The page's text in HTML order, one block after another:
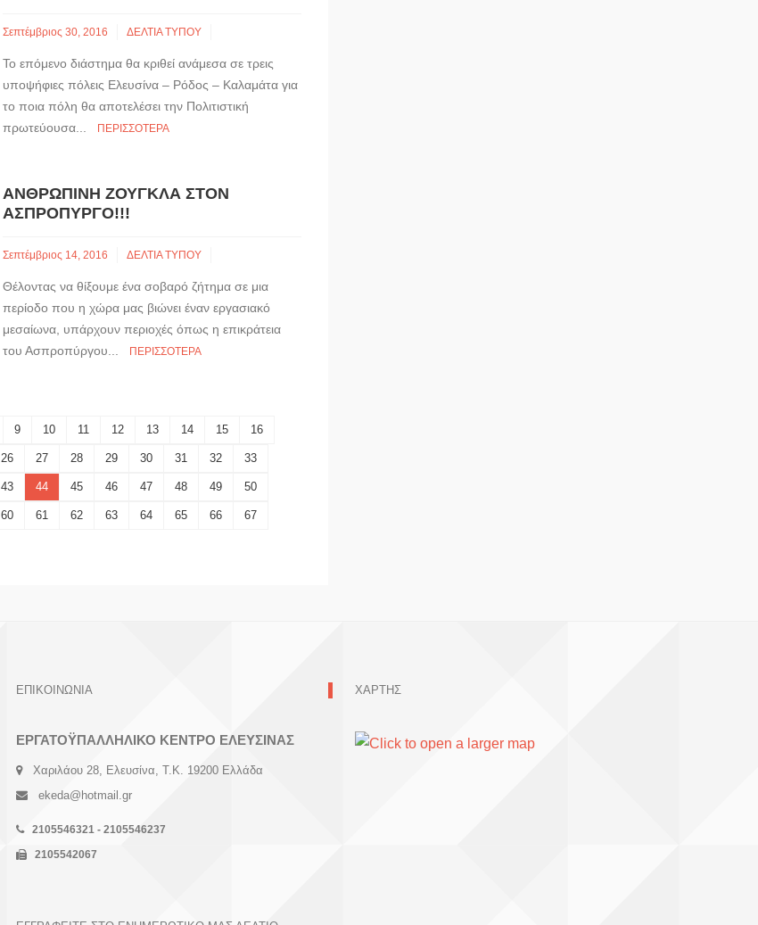
Σεπτέμβριος 30, 2016 ΔΕΛΤΙΑ ΤΥΠΟΥ
Το επόμενο διάστημα θα κριθεί ανάμεσα σε τρεις
υποψήφιες πόλεις Ελευσίνα – Ρόδος – Καλαμάτα για
το ποια πόλη θα αποτελέσει την Πολιτιστική
πρωτεύουσα...
ΠΕΡΙΣΣΌΤΕΡΑ
ΑΝΘΡΏΠΙΝΗ ΖΟΎΓΚΛΑ ΣΤΟΝ
ΑΣΠΡΌΠΥΡΓΟ!!!
Σεπτέμβριος 14, 2016 ΔΕΛΤΙΑ ΤΥΠΟΥ
Θέλοντας να θίξουμε ένα σοβαρό ζήτημα σε μια
περίοδο που η χώρα μας βιώνει έναν εργασιακό
μεσαίωνα, υπάρχουν περιοχές όπως η επικράτεια
του Ασπροπύργου...
ΠΕΡΙΣΣΌΤΕΡΑ
9 10 11 12 13 14 15 16
26 27 28 29 30 31 32 33
43 44 45 46 47 48 49 50
60 61 62 63 64 65 66 67
ΕΠΙΚΟΙΝΩΝΙΑ
ΕΡΓΑΤΟΫΠΑΛΛΗΛΙΚΟ ΚΕΝΤΡΟ ΕΛΕΥΣΙΝΑΣ
Χαριλάου 28, Ελευσίνα, Τ.Κ. 19200 Ελλάδα
ekeda@hotmail.gr
2105546321 - 2105546237
2105542067
ΧΑΡΤΗΣ